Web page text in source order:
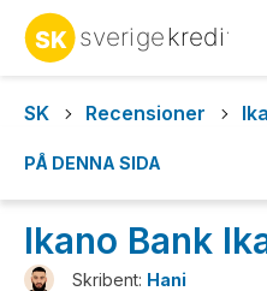
SK
Recensioner
PÅ DENNA SIDA
Ikano Bank
Skribent: Hani